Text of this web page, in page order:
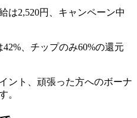
は2,520円、キャンペーン中
、チップのみ60%の還元
ント、頑張った方へのボーナ
。